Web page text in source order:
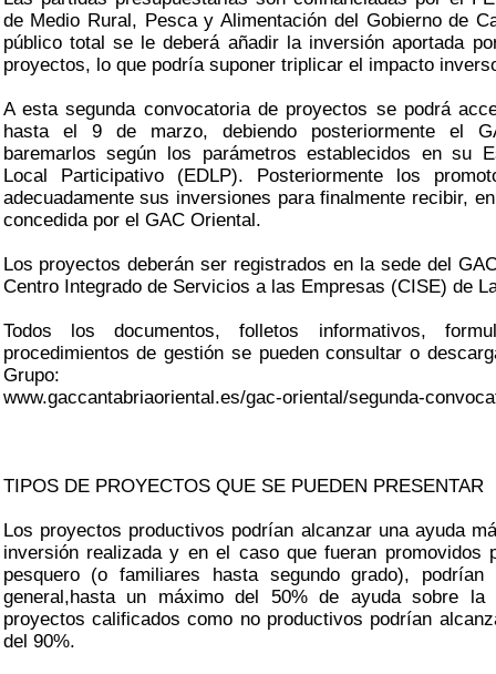
de Medio Rural, Pesca y Alimentación del Gobierno de
público total se le deberá añadir la inversión aportada
proyectos, lo que podría suponer triplicar el impacto
A esta segunda convocatoria de proyectos se podrá
hasta el 9 de marzo, debiendo posteriormente el
baremarlos según los parámetros establecidos en su
Local Participativo (EDLP). Posteriormente los
adecuadamente sus inversiones para finalmente recibir,
concedida por el GAC Oriental.
Los proyectos deberán ser registrados en la sede del
Centro Integrado de Servicios a las Empresas (CISE) de
Todos los documentos, folletos informativos,
procedimientos de gestión se pueden consultar o
Grupo:
www.gaccantabriaoriental.es/gac-oriental/segunda-
TIPOS DE PROYECTOS QUE SE PUEDEN PRESENTAR
Los proyectos productivos podrían alcanzar una ayuda
inversión realizada y en el caso que fueran promovidos
pesquero (o familiares hasta segundo grado),
general,hasta un máximo del 50% de ayuda sobre la
proyectos calificados como no productivos podrían
del 90%.